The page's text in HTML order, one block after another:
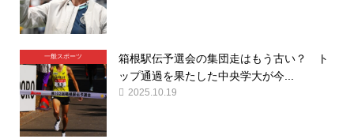
一般スポーツ
箱根駅伝予選会の集団走はもう古い？ ト
ップ通過を果たした中央学大が今...
2025.10.19